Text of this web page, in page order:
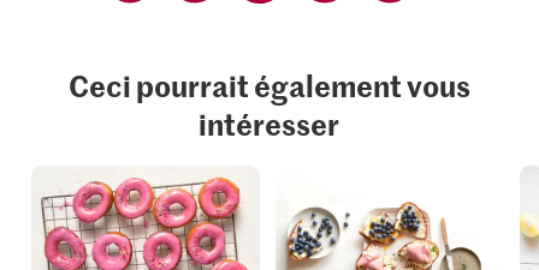
Ceci pourrait également vous
intéresser